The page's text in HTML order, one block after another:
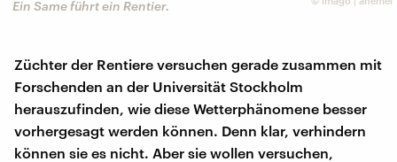
Ein Same führt ein Rentier.
Züchter der Rentiere versuchen gerade zusammen mit
Forschenden an der Universität Stockholm
herauszufinden, wie diese Wetterphänomene besser
vorhergesagt werden können. Denn klar, verhindern
können sie es nicht. Aber sie wollen versuchen,